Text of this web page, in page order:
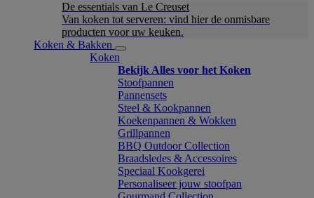
De essentials van Le Creuset
Van koken tot serveren: vind hier de onmisbare
producten voor uw keuken.
Koken & Bakken
Koken
Bekijk Alles voor het Koken
Stoofpannen
Pannensets
Steel & Kookpannen
Koekenpannen & Wokken
Grillpannen
BBQ Outdoor Collection
Braadsledes & Accessoires
Speciaal Kookgerei
Personaliseer jouw stoofpan